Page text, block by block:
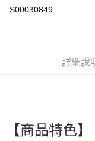
每筆NT$60，滿
S00030849
詳細說
【商品特色】